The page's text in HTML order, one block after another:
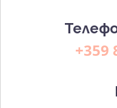
+359